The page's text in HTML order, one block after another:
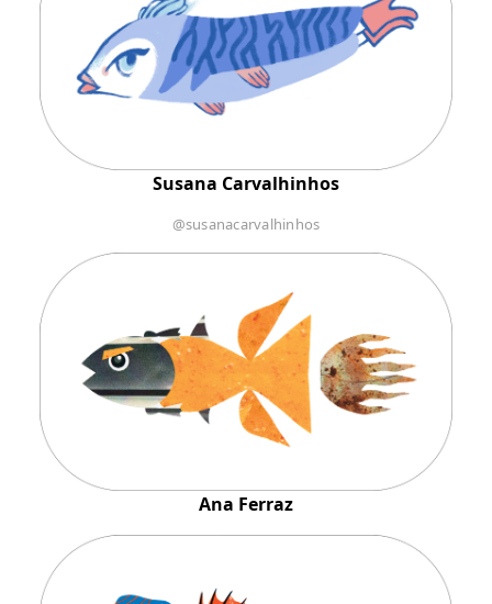
Susana Carvalhinhos
@susanacarvalhinhos
Ana Ferraz